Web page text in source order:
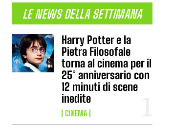
LE NEWS DELLA SETTIMANA
Harry Potter e la
Pietra Filosofale
torna al cinema per il
25° anniversario con
12 minuti di scene
inedite
CINEMA